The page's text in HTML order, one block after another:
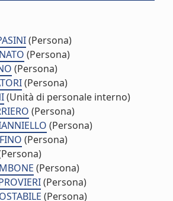
(Persona)
(Persona)
(Persona)
(Persona)
(Unità di personale interno)
(Persona)
(Persona)
(Persona)
(Persona)
(Persona)
(Persona)